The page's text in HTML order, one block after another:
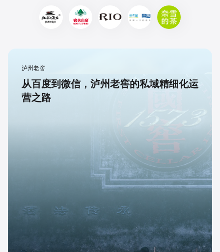
泸州老窖
从百度到微信，泸州老窖的私域精细化运
营之路